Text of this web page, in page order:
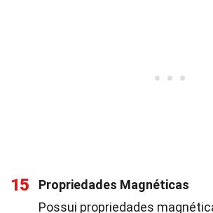
15
Propriedades Magnéticas
Possui propriedades